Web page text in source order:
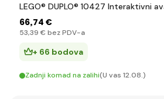
LEGO® DUPLO® 10427 Interaktivni
66,74 €
53,39 € bez PDV-a
+ 66 bodova
Zadnji komad na zalihi(U vas 12.08.)